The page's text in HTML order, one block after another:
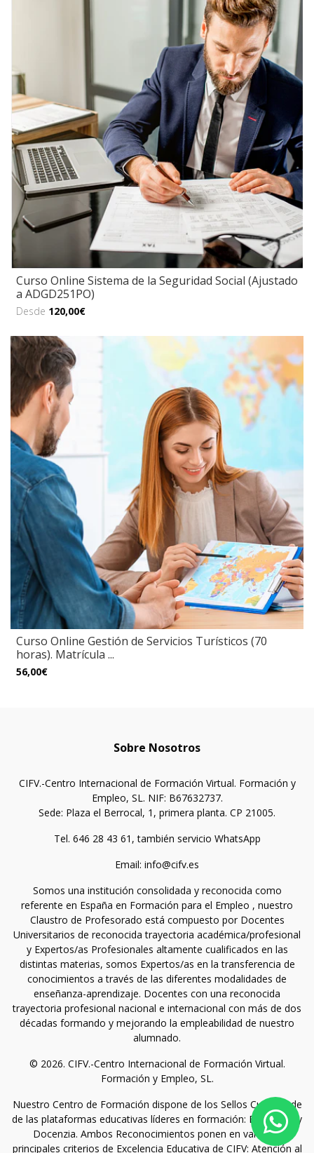
Curso Online Sistema de la Seguridad Social (Ajustado
a ADGD251PO)
Desde 120,00€
Curso Online Gestión de Servicios Turísticos (70
horas). Matrícula ...
56,00€
Sobre Nosotros
CIFV.-Centro Internacional de Formación Virtual. Formación y
Empleo, SL. NIF: B67632737.
Sede: Plaza el Berrocal, 1, primera planta. CP 21005.
Tel. 646 28 43 61, también servicio WhatsApp
Email: info@cifv.es
Somos una institución consolidada y reconocida como
referente en España en Formación para el Empleo , nuestro
Claustro de Profesorado está compuesto por Docentes
Universitarios de reconocida trayectoria académica/profesional
y Expertos/as Profesionales altamente cualificados en las
distintas materias, somos Expertos/as en la transferencia de
conocimientos a través de las diferentes modalidades de
enseñanza-aprendizaje. Docentes con una reconocida
trayectoria profesional nacional e internacional con más de dos
décadas formando y mejorando la empleabilidad de nuestro
alumnado.
© 2026. CIFV.-Centro Internacional de Formación Virtual.
Formación y Empleo, SL.
Nuestro Centro de Formación dispone de los Sellos Cum Laude
de las plataformas educativas líderes en formación: Emagister y
Docenzia. Ambos Reconocimientos ponen en valor los
principales criterios de Excelencia Educativa de CIFV: Atención al